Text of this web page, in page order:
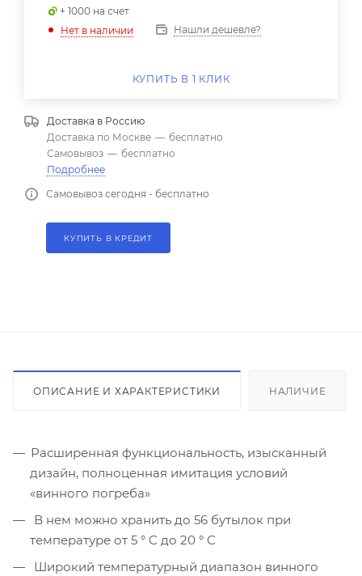
+ 1000 на счет
Нет в наличии
Нашли дешевле?
КУПИТЬ В 1 КЛИК
Доставка в Россию
Доставка по Москве — бесплатно
Самовывоз — бесплатно
Подробнее
Самовывоз сегодня - бесплатно
КУПИТЬ В КРЕДИТ
ОПИСАНИЕ И ХАРАКТЕРИСТИКИ НАЛИЧИЕ
Расширенная функциональность, изысканный
дизайн, полноценная имитация условий
«винного погреба»
В нем можно хранить до 56 бутылок при
температуре от 5 ° C до 20 ° C
Широкий температурный диапазон винного